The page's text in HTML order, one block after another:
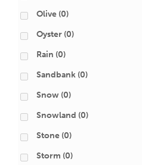
Olive (0)
Oyster (0)
Rain (0)
Sandbank (0)
Snow (0)
Snowland (0)
Stone (0)
Storm (0)